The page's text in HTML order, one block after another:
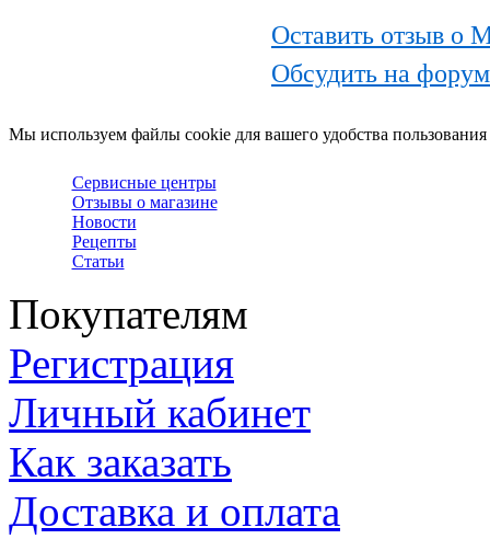
Оставить отзыв о
Обсудить на
Мы используем файлы cookie для вашего удобства
Сервисные центры
Отзывы о магазине
Новости
Рецепты
Статьи
Покупателям
Регистрация
Личный кабинет
Как заказать
Доставка и оплата